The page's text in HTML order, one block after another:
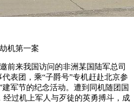
机第一案
来我国访问的非洲某国陆军总司
表团，乘“子爵号”专机赶赴北京参
建军节的纪念活动。遭到同机随团国
经过机上军人与歹徒的英勇搏斗，成